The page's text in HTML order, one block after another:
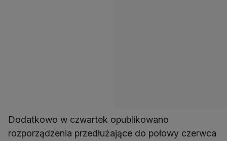
Dodatkowo w czwartek opublikowano
rozporządzenia przedłużające do połowy czerwca